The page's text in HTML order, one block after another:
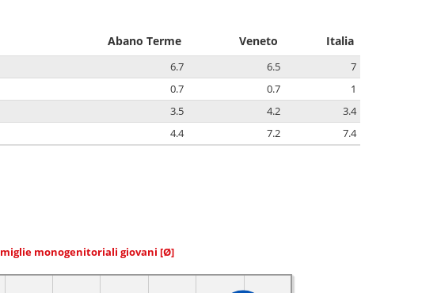
Abano Terme Veneto Italia
6.7 6.5
7
0.7 0.7
1
3.5 4.2
3.4
4.4 7.2 7.4
monogenitoriali giovani [Ø]